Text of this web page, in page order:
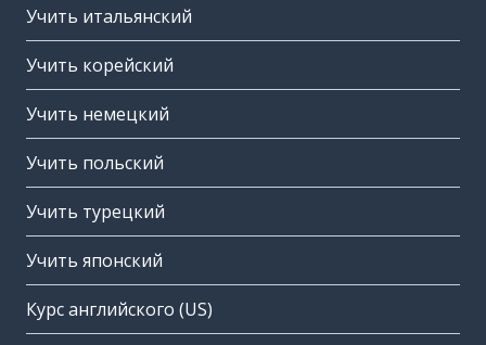
Учить итальянский
Учить корейский
Учить немецкий
Учить польский
Учить турецкий
Учить японский
Курс английского (US)